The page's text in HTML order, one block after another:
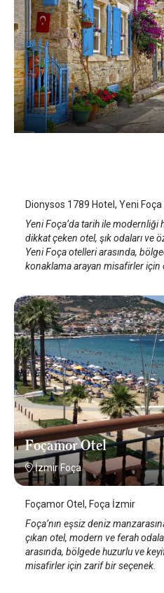
Dionysos 1789 Hotel, Yeni
Yeni Foça’da tarih ile
dikkat çeken otel, şık odaları ve
Yeni Foça otelleri arasında,
konaklama arayan misafirler için
Foçamor Otel
İzmir Foça
Foçamor Otel, Foça İzmir
Foça’nın eşsiz deniz
çıkan otel, modern ve ferah
arasında, bölgede huzurlu ve
misafirler için zarif bir seçenek.